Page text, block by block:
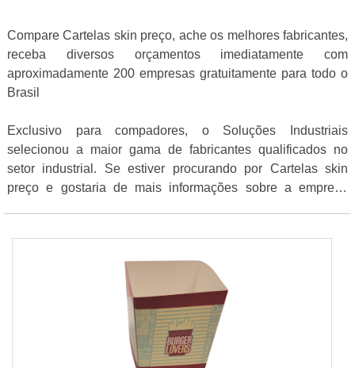
Compare Cartelas skin preço, ache os melhores fabricantes,
receba diversos orçamentos imediatamente com
aproximadamente 200 empresas gratuitamente para todo o
Brasil
Exclusivo para compadores, o Soluções Industriais
selecionou a maior gama de fabricantes qualificados no
setor industrial. Se estiver procurando por Cartelas skin
preço e gostaria de mais informações sobre a empresa